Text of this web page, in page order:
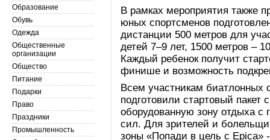
В рамках мероприятия также
юных спортсменов
дистанции 500 метров для
детей 7–9 лет, 1500 метров –
Каждый ребенок получит
финише и возможность
Всем участникам биатлонных
подготовили стартовый пакет
оборудованную зону отдыха с
сил. Для зрителей и
зоны «Попади в цель с Epica»
Образование
Обувь
Одежда
Общественные
организации
Общество
Питание
Подарки
Право
Праздники
Промышленность